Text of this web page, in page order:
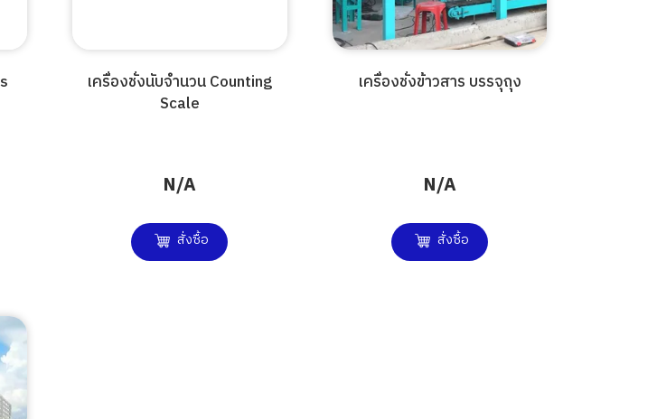
เครื่องชั่งนับจำนวน Counting
Scale
N/A
สั่งซื้อ
เครื่องชั่งข้าวสาร บรรจุถุง
N/A
สั่งซื้อ